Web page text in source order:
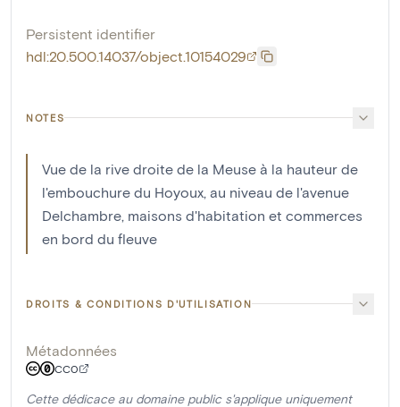
Persistent identifier
hdl:20.500.14037/object.10154029
NOTES
Vue de la rive droite de la Meuse à la hauteur de
l'embouchure du Hoyoux, au niveau de l'avenue
Delchambre, maisons d'habitation et commerces
en bord du fleuve
DROITS & CONDITIONS D'UTILISATION
Métadonnées
CC0
Cette dédicace au domaine public s'applique uniquement